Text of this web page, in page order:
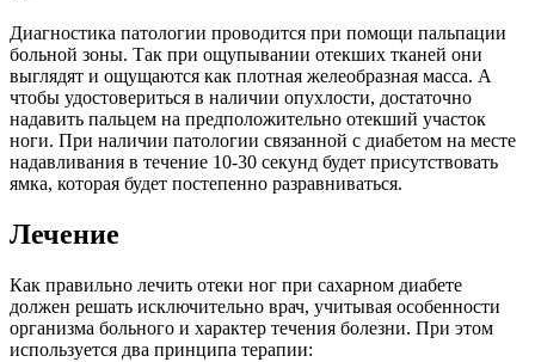
Диагностика патологии проводится при помощи пальпации
больной зоны. Так при ощупывании отекших тканей они
выглядят и ощущаются как плотная желеобразная масса. А
чтобы удостовериться в наличии опухлости, достаточно
надавить пальцем на предположительно отекший участок
ноги. При наличии патологии связанной с диабетом на месте
надавливания в течение 10-30 секунд будет присутствовать
ямка, которая будет постепенно разравниваться.
Лечение
Как правильно лечить отеки ног при сахарном диабете
должен решать исключительно врач, учитывая особенности
организма больного и характер течения болезни. При этом
используется два принципа терапии: